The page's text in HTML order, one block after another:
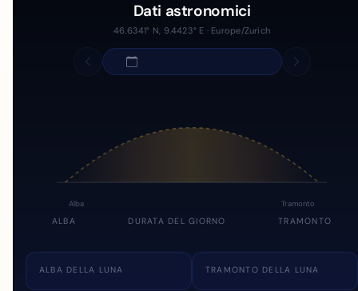
Dati astronomici
46.6341° N, 9.4423° E · Europe/Zurich
Alba Tramonto
ALBA DURATA DEL GIORNO TRAMONTO
ALBA DELLA LUNA TRAMONTO DELLA LUNA